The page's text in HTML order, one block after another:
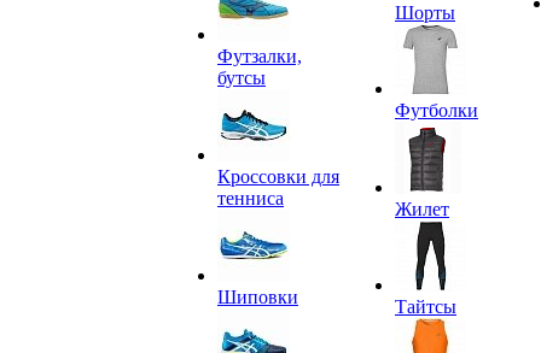
Футзалки,
бутсы
Кроссовки для
тенниса
Шиповки
Шорты
Футболки
Жилет
Тайтсы